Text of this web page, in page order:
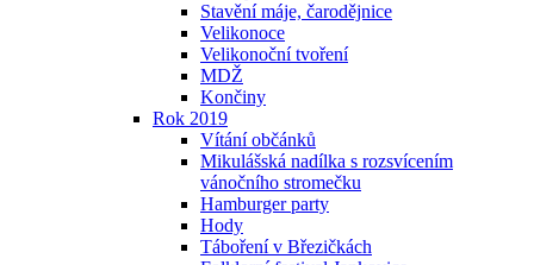
Stavění máje, čarodějnice
Velikonoce
Velikonoční tvoření
MDŽ
Končiny
Rok 2019
Vítání občánků
Mikulášská nadílka s rozsvícením
vánočního stromečku
Hamburger party
Hody
Táboření v Březičkách